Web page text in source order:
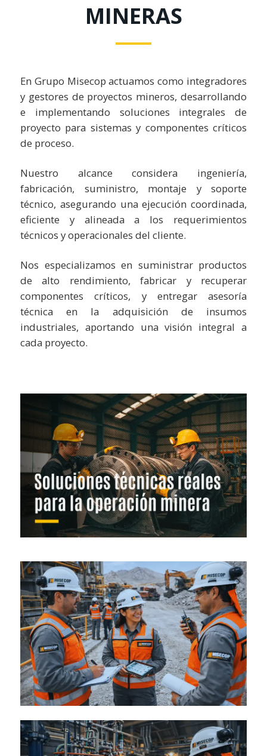
MINERAS
En Grupo Misecop actuamos como integradores
y gestores de proyectos mineros, desarrollando
e implementando soluciones integrales de
proyecto para sistemas y componentes críticos
de proceso.
Nuestro alcance considera ingeniería,
fabricación, suministro, montaje y soporte
técnico, asegurando una ejecución coordinada,
eficiente y alineada a los requerimientos
técnicos y operacionales del cliente.
Nos especializamos en suministrar productos
de alto rendimiento, fabricar y recuperar
componentes críticos, y entregar asesoría
técnica en la adquisición de insumos
industriales, aportando una visión integral a
cada proyecto.